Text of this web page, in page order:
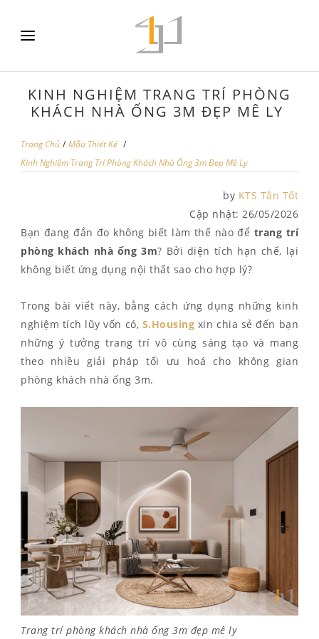
KINH NGHIỆM TRANG TRÍ PHÒNG
KHÁCH NHÀ ỐNG 3M ĐẸP MÊ LY
Trang Chủ / Mẫu Thiết Kế /
Kinh Nghiệm Trang Trí Phòng Khách Nhà Ống 3m Đẹp Mê Ly
by KTS Tân Tốt
Cập nhật: 26/05/2026
Bạn đang đắn đo không biết làm thế nào để trang trí
phòng khách nhà ống 3m? Bởi diện tích hạn chế, lại
không biết ứng dụng nội thất sao cho hợp lý?
Trong bài viết này, bằng cách ứng dụng những kinh
nghiệm tích lũy vốn có, S.Housing xin chia sẻ đến bạn
những ý tưởng trang trí vô cùng sáng tạo và mang
theo nhiều giải pháp tối ưu hoá cho không gian
phòng khách nhà ống 3m.
Trang trí phòng khách nhà ống 3m đẹp mê ly